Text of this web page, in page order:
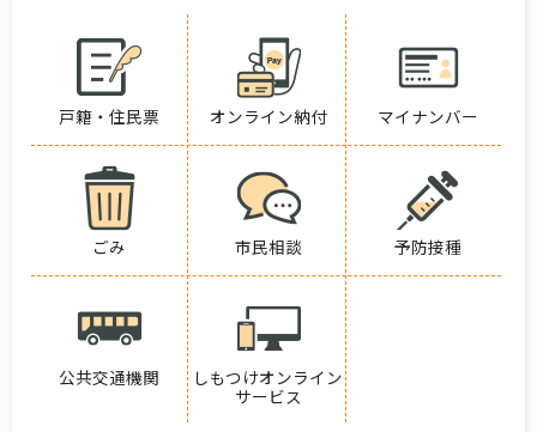
戸籍・住民票 オンライン納付 マイナンバー
ごみ 市民相談 予防接種
公共交通機関
しもつけオンライン
サービス